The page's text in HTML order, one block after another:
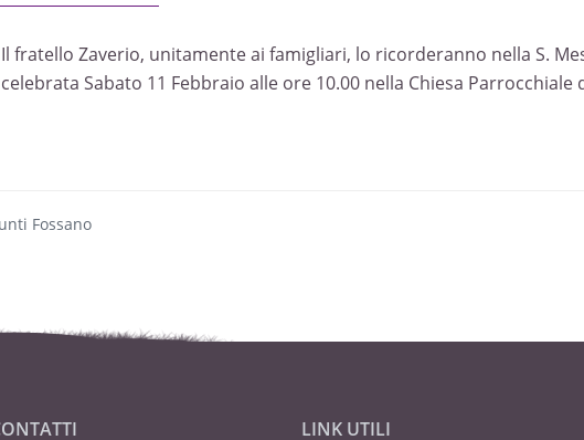
Il fratello Zaverio, unitamente ai famigliari, lo ricorderanno nella S.
celebrata Sabato 11 Febbraio alle ore 10.00 nella Chiesa Parrocchiale
Fossano
LINK UTILI